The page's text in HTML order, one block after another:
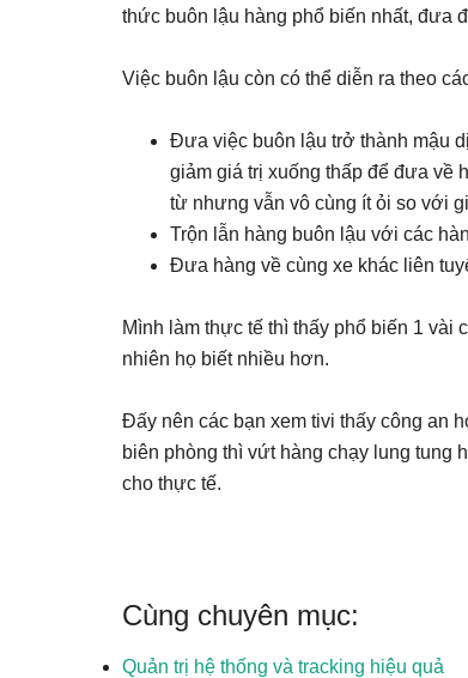
thức buôn lậu hàng phổ biến nhất, đưa
Việc buôn lậu còn có thể diễn ra theo
Đưa việc buôn lậu trở thành mậu
giảm giá trị xuống thấp để đưa về
từ nhưng vẫn vô cùng ít ỏi so với
Trộn lẫn hàng buôn lậu với các
Đưa hàng về cùng xe khác liên
Mình làm thực tế thì thấy phổ biến 1
nhiên họ biết nhiều hơn.
Đấy nên các bạn xem tivi thấy công an
biên phòng thì vứt hàng chạy lung tung
cho thực tế.
Cùng chuyên mục:
Quản trị hệ thống và tracking hiệu quả